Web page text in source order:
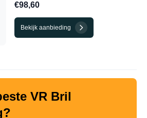
€98,60
Bekijk aanbieding
VR Bril